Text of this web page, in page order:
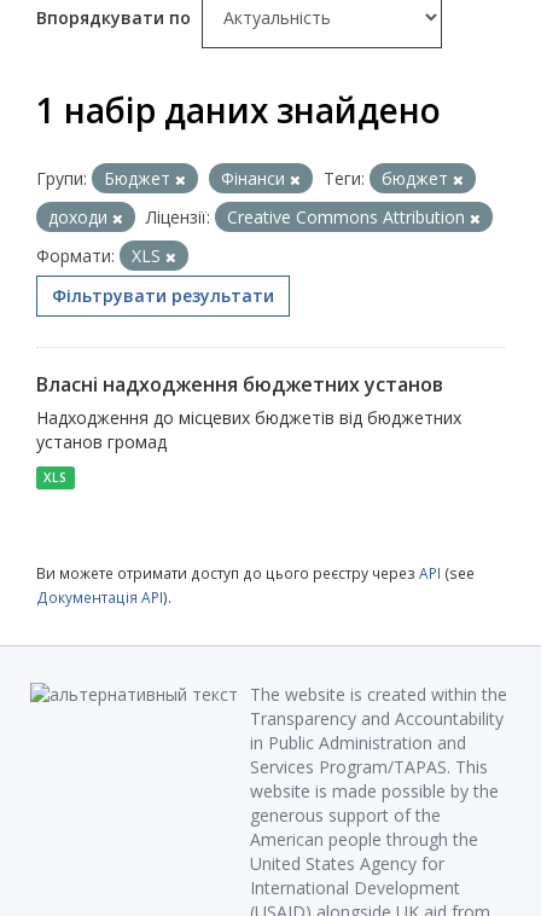
Впорядкувати по
1 набір даних знайдено
Групи: Бюджет Фінанси Теги:
бюджет
доходи
Ліцензії:
Creative Commons Attribution
Формати:
XLS
Фільтрувати результати
Власні надходження бюджетних установ
Надходження до місцевих бюджетів від бюджетних
установ громад
XLS
Ви можете отримати доступ до цього реєстру через API (see
Документація API).
The website is created within the
Transparency and Accountability
in Public Administration and
Services Program/TAPAS. This
website is made possible by the
generous support of the
American people through the
United States Agency for
International Development